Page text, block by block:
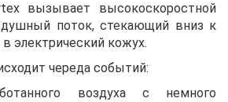
вызывает высокоскоростной
поток, стекающий вниз к
электрический кожух.
череда событий:
воздуха с немного